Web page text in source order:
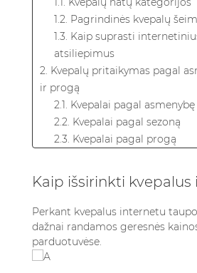
1.2. Pagrindinės kvepalų
1.3. Kaip suprasti
atsiliepimus
2. Kvepalų pritaikymas pagal
ir progą
2.1. Kvepalai pagal asmenybę
2.2. Kvepalai pagal sezoną
2.3. Kvepalai pagal progą
iššifravimas
3.1. Pagrindinės kvepalų
3.2. Pakuotės reikšmė
4. Saugus apsipirkimas:
pavyzdžiai ir grąžinimai
Kaip išsirinkti
Perkant kvepalus internetu
dažnai randamos geresnės
parduotuvėse.